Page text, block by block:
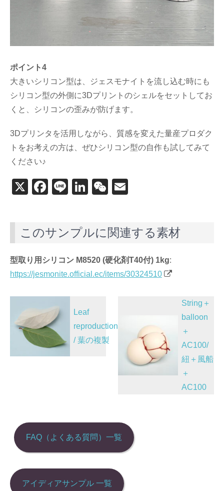
ポイント4
大きいシリコン型は、ジェスモナイトを流し込む時にも
シリコン型の外側に3Dプリントのシェルをセットしてお
くと、シリコンの歪みが防げます。
3Dプリンタを活用しながら、質感を変えた量産プロダク
トをお考えの方は、ぜひシリコン型の自作も試してみて
ください♪
X
F
e
o
o
k
Li
Li
e
n
W
h
このサンプルに関連する素材
型取り用シリコン M8520 (硬化剤T40付) 1kg:
https://jesmonite.official.ec/items/30324510
稿
ナ
ビ
ョ
ン
Leaf
reproductions
/ 葉の複製
String＋
balloon
＋
AC100/
紐＋風船
＋
AC100
FAQ（よくある質問）一覧
アイディアサンプル 一覧